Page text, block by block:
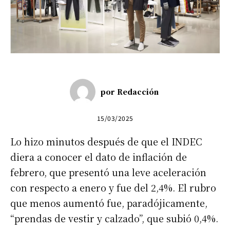
por Redacción
15/03/2025
Lo hizo minutos después de que el INDEC
diera a conocer el dato de inflación de
febrero, que presentó una leve aceleración
con respecto a enero y fue del 2,4%. El rubro
que menos aumentó fue, paradójicamente,
“prendas de vestir y calzado”, que subió 0,4%.